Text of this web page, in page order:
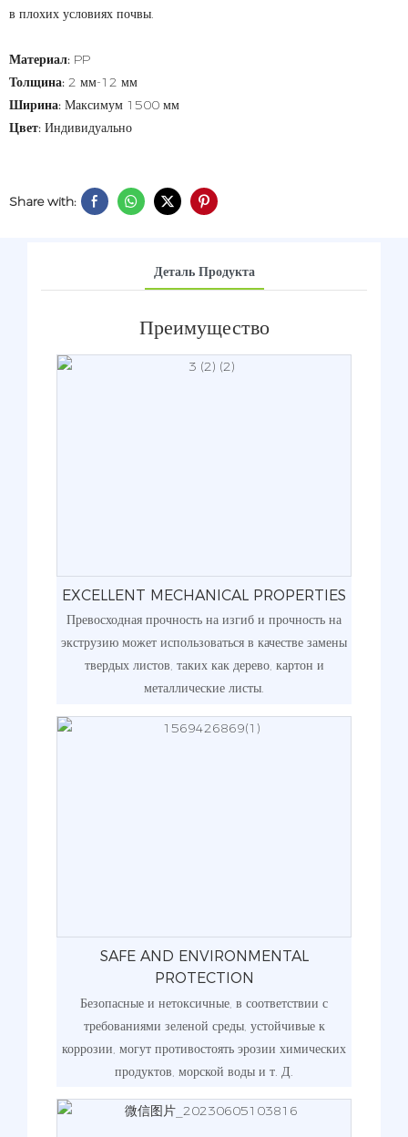
в плохих условиях почвы.
Материал: PP
Толщина: 2 мм-12 мм
Ширина: Максимум 1500 мм
Цвет: Индивидуально
Share with:
Деталь Продукта
Преимущество
EXCELLENT MECHANICAL PROPERTIES
Превосходная прочность на изгиб и прочность на
экструзию может использоваться в качестве замены
твердых листов, таких как дерево, картон и
металлические листы.
SAFE AND ENVIRONMENTAL
PROTECTION
Безопасные и нетоксичные, в соответствии с
требованиями зеленой среды, устойчивые к
коррозии, могут противостоять эрозии химических
продуктов, морской воды и т. Д.